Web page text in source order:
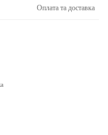
Оплата та доставка